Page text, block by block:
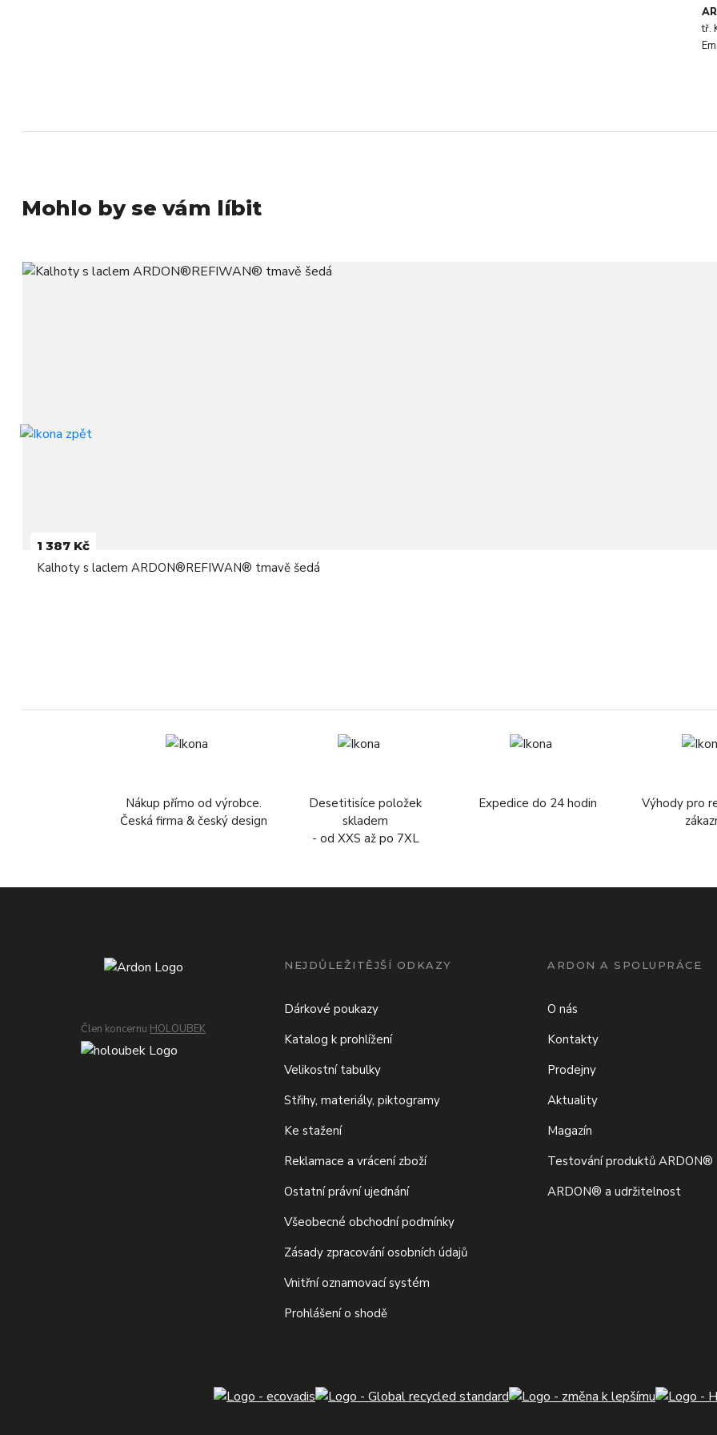
tř.
Mohlo by se vám líbit
1 387 Kč
Kalhoty s laclem ARDON®REFIWAN® tmavě šedá
Nákup přímo od výrobce.
Česká firma & český design
Desetitisíce položek
skladem
- od XXS až po 7XL
Expedice do 24 hodin
Výhody pro
Člen koncernu HOLOUBEK
NEJDŮLEŽITĚJŠÍ ODKAZY
Dárkové poukazy
Katalog k prohlížení
Velikostní tabulky
Střihy, materiály, piktogramy
Ke stažení
Reklamace a vrácení zboží
Ostatní právní ujednání
Všeobecné obchodní podmínky
Zásady zpracování osobních údajů
Vnitřní oznamovací systém
Prohlášení o shodě
ARDON A SPOLUPRÁCE
O nás
Kontakty
Prodejny
Aktuality
Magazín
Testování produktů ARDON®
ARDON® a udržitelnost